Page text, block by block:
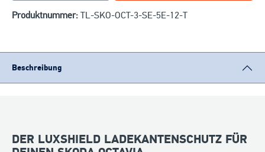
Produktnummer: TL-SKO-OCT-3-SE-5E-12-T
Beschreibung
DER LUXSHIELD LADEKANTENSCHUTZ FÜR